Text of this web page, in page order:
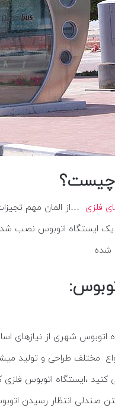
چیست؟
فلزی …از المان مهم
یک ایستگاه اتوبوس نصب
شده
:
اتوبوس شهری از نیازهای
مختلف طراحی و تولید
،ایستگاه اتوبوس فلزی
انتظار رسیدن